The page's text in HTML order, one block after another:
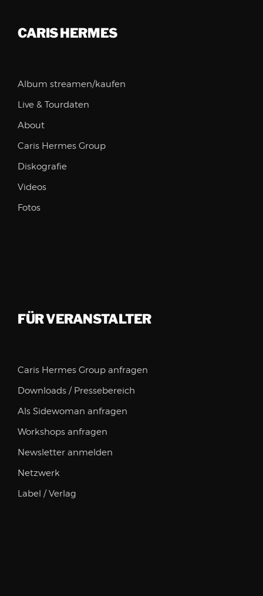
CARIS HERMES
Album streamen/kaufen
Live & Tourdaten
About
Caris Hermes Group
Diskografie
Videos
Fotos
FÜR VERANSTALTER
Caris Hermes Group anfragen
Downloads / Pressebereich
Als Sidewoman anfragen
Workshops anfragen
Newsletter anmelden
Netzwerk
Label / Verlag